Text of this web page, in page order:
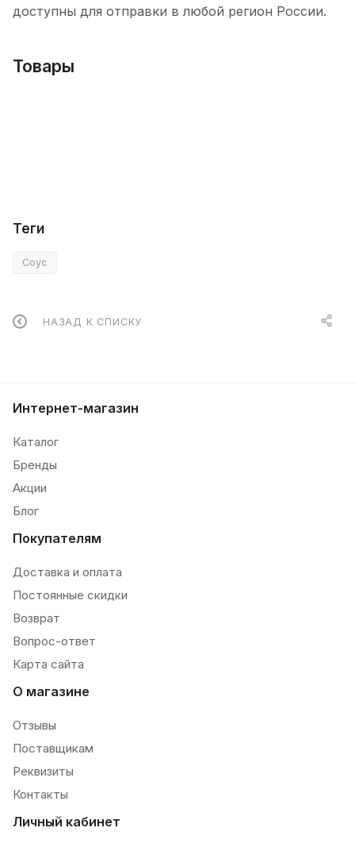
доступны для отправки в любой регион России.
Товары
Теги
Соус
НАЗАД К СПИСКУ
Интернет-магазин
Каталог
Бренды
Акции
Блог
Покупателям
Доставка и оплата
Постоянные скидки
Возврат
Вопрос-ответ
Карта сайта
О магазине
Отзывы
Поставщикам
Реквизиты
Контакты
Личный кабинет